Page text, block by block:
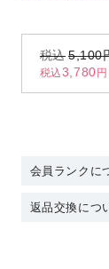
税込5,100
税込3,780
会員ランクに
返品交換につ